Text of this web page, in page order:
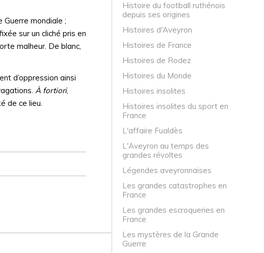
mondiale ;
sur un cliché pris en
malheur. De blanc,
d’oppression ainsi
À fortiori,
de ce lieu.
Histoire du football ruthénois
depuis ses origines
Histoires d'Aveyron
Histoires de France
Histoires de Rodez
Histoires du Monde
Histoires insolites
Histoires insolites du sport en
France
L'affaire Fualdès
L'Aveyron au temps des
grandes révoltes
Légendes aveyronnaises
Les grandes catastrophes en
France
Les grandes escroqueries en
France
Les mystères de la Grande
Guerre